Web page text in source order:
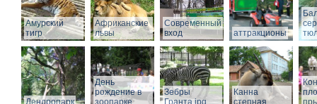
Амурский
тигр
Африканские
львы
Современный
вход
аттракционы
День
рождение в
Зебры
Канна